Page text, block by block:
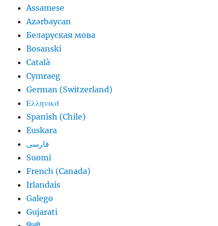
Assamese
Azərbaycan
Беларуская мова
Bosanski
Català
Cymraeg
German (Switzerland)
Ελληνικά
Spanish (Chile)
Euskara
فارسی
Suomi
French (Canada)
Irlandais
Galego
Gujarati